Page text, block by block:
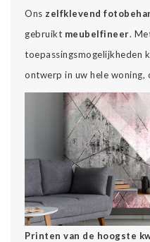
Ons zelfklevend
gebruikt meubelfineer.
toepassingsmogelijkheden
ontwerp in uw hele
Printen van de hoogste